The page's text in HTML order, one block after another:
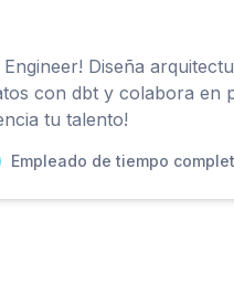
Diseña
con dbt y colabora en
tu talento!
Empleado de tiempo